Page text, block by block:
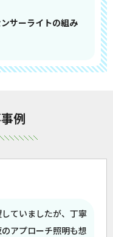
サーライトの組み
例
ていましたが、丁寧
アプローチ照明も想